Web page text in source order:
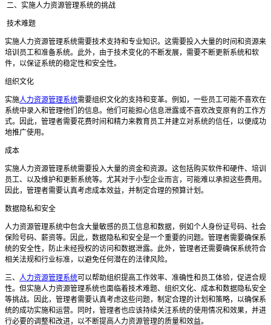
二、实施人力资源管理系统的挑战
技术难题
实施人力资源管理系统需要技术支持和专业知识。这需要投入大量的时间和资源来
培训员工和准备系统。此外，由于技术变化的不断发展，需要不断更新系统和软
件，以保证系统的稳定性和安全性。
组织文化
实施人力资源管理系统需要组织文化的支持和变革。例如，一些员工可能不喜欢在
系统中录入和管理他们的信息。他们可能担心信息泄露或不喜欢改变原有的工作方
式。因此，管理者需要花费时间和精力来教育员工并建立对系统的信任，以便成功
地推广使用。
成本
实施人力资源管理系统需要投入大量的资金和资源。这包括购买软件和硬件、培训
员工、以及维护和更新系统等。尤其对于小型企业而言，可能难以承担这些费用。
因此，管理者需要认真考虑成本效益，并制定合理的预算计划。
数据隐私和安全
人力资源管理系统中包含大量敏感的员工信息和数据，例如个人身份证号码、社会
保险号码、薪资等。因此，数据隐私和安全是一个重要的问题。管理者需要确保系
统的安全性，防止未经授权的访问和数据泄露。此外，管理者还需要确保系统符合
相关法规和行业标准，以避免任何潜在的法律风险。
三、 人力资源管理系统可以帮助组织提高工作效率、准确性和员工体验，促进合规
性。但实施人力资源管理系统也面临着技术难题、组织文化、成本和数据隐私安全
等挑战。因此，管理者需要认真考虑这些问题，制定合理的计划和策略，以确保系
统的成功实施和运营。同时，管理者也应该持续关注系统的使用情况和效果，并进
行必要的调整和改进，以不断提高人力资源管理的质量和效益。